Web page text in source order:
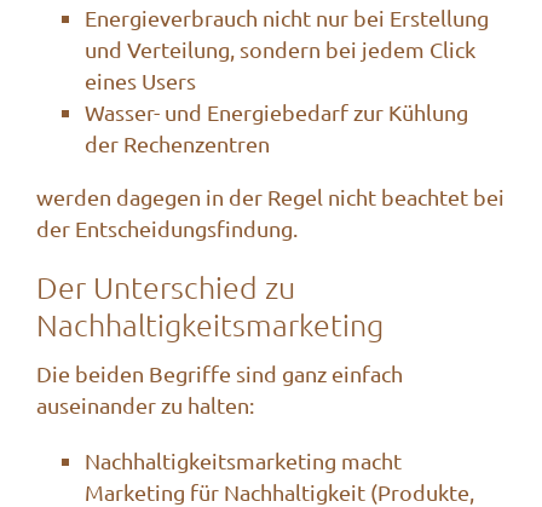
Energieverbrauch nicht nur bei Erstellung
und Verteilung, sondern bei jedem Click
eines Users
Wasser- und Energiebedarf zur Kühlung
der Rechenzentren
werden dagegen in der Regel nicht beachtet bei
der Entscheidungsfindung.
Der Unterschied zu
Nachhaltigkeitsmarketing
Die beiden Begriffe sind ganz einfach
auseinander zu halten:
Nachhaltigkeitsmarketing macht
Marketing für Nachhaltigkeit (Produkte,